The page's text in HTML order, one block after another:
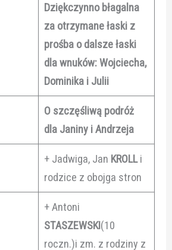
Dziękczynno błagalna
za otrzymane łaski z
prośba o dalsze łaski
dla wnuków: Wojciecha,
Dominika i Julii
O szczęśliwą podróż
dla Janiny i Andrzeja
+ Jadwiga, Jan KROLLi
rodzice z obojga stron
+ Antoni
STASZEWSKI(10
roczn.)i zm. z rodziny z